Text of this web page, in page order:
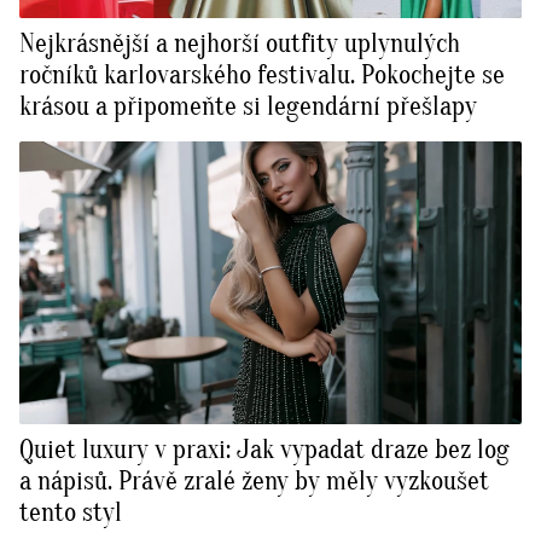
Nejkrásnější a nejhorší outfity uplynulých
ročníků karlovarského festivalu. Pokochejte se
krásou a připomeňte si legendární přešlapy
Quiet luxury v praxi: Jak vypadat draze bez log
a nápisů. Právě zralé ženy by měly vyzkoušet
tento styl